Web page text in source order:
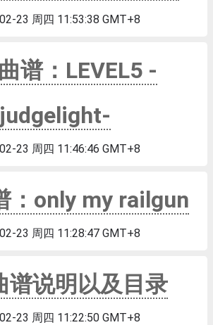
23 周四 11:53:38 GMT+8
谱：LEVEL5 -
judgelight-
23 周四 11:46:46 GMT+8
：only my railgun
23 周四 11:28:47 GMT+8
谱说明以及目录
23 周四 11:22:50 GMT+8